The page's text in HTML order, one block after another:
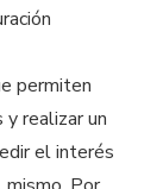
permiten
realizar un
el interés